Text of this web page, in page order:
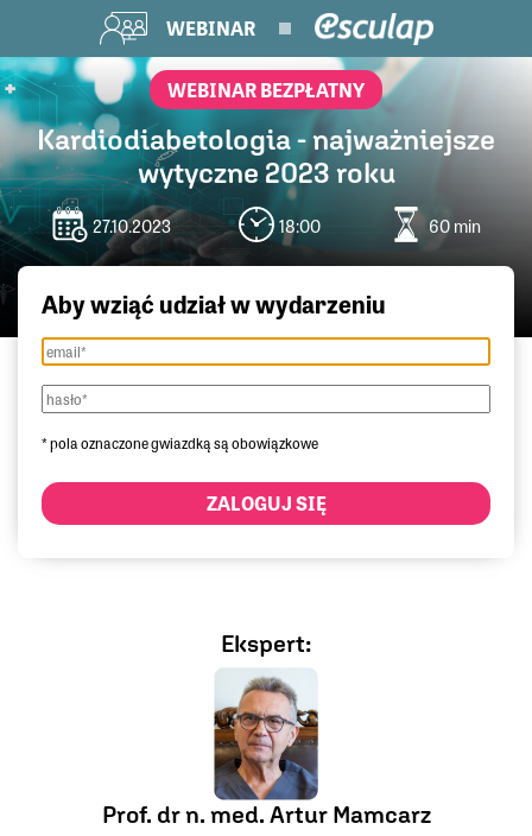
WEBINAR
WEBINAR BEZPŁATNY
Kardiodiabetologia - najważniejsze
wytyczne 2023 roku
27.10.2023 18:00 60 min
Ekspert:
Prof. dr n. med. Artur Mamcarz
Aby wziąć udział w wydarzeniu
* pola oznaczone gwiazdką są obowiązkowe
ZALOGUJ SIĘ